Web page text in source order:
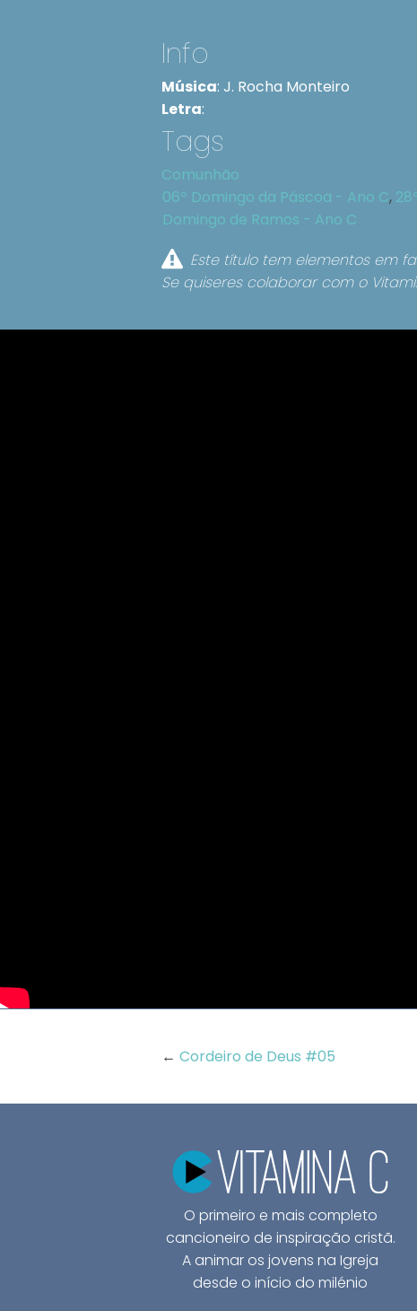
Info
Música: J. Rocha Monteiro
Letra:
Tags
Comunhão
06º Domingo da Páscoa - Ano C,
Domingo de Ramos - Ano C
Este título tem elementos em
Se quiseres colaborar com o
← Cordeiro de Deus #05
O primeiro e mais completo
cancioneiro de inspiração cristã.
A animar os jovens na Igreja
desde o início do milénio